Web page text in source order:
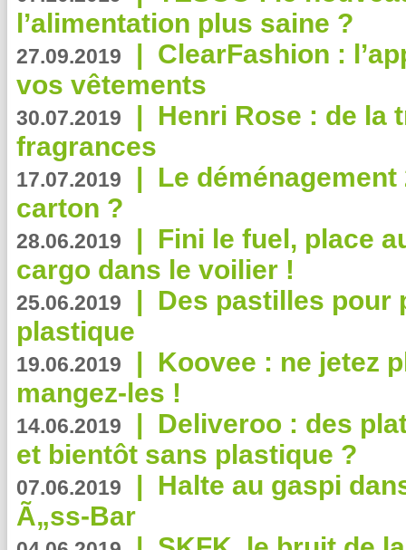
l’alimentation plus saine ?
27.09.2019 | ClearFashion :
vos vêtements
30.07.2019 | Henri Rose : de la
fragrances
17.07.2019 | Le
carton ?
28.06.2019 | Fini le fuel, place
cargo dans le voilier !
25.06.2019 | Des pastilles pour
plastique
19.06.2019 | Koovee : ne jetez
mangez-les !
14.06.2019 | Deliveroo : des
et bientôt sans plastique ?
07.06.2019 | Halte au gaspi
Ã„ss-Bar